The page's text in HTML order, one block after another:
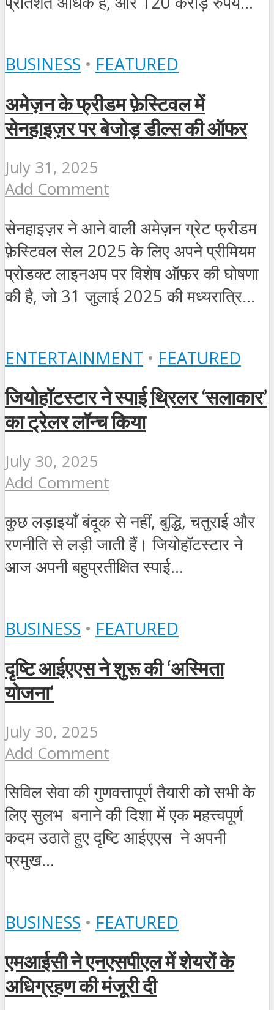
BUSINESS • FEATURED
अमेज़न के फ्रीडम फ़ेस्टिवल में
सेनहाइज़र पर बेजोड़ डील्स की ऑफर
July 31, 2025
Add Comment
सेनहाइज़र ने आने वाली अमेज़न ग्रेट फ्रीडम
फ़ेस्टिवल सेल 2025 के लिए अपने प्रीमियम
प्रोडक्ट लाइनअप पर विशेष ऑफ़र की घोषणा
की है, जो 31 जुलाई 2025 की मध्यरात्रि...
ENTERTAINMENT • FEATURED
जियोहॉटस्टार ने स्पाई थ्रिलर ‘सलाकार’
का ट्रेलर लॉन्च किया
July 30, 2025
Add Comment
कुछ लड़ाइयाँ बंदूक से नहीं, बुद्धि, चतुराई और
रणनीति से लड़ी जाती हैं। जियोहॉटस्टार ने
आज अपनी बहुप्रतीक्षित स्पाई...
BUSINESS • FEATURED
दृष्टि आईएएस ने शुरू की ‘अस्मिता
योजना’
July 30, 2025
Add Comment
सिविल सेवा की गुणवत्तापूर्ण तैयारी को सभी के
लिए सुलभ बनाने की दिशा में एक महत्त्वपूर्ण
कदम उठाते हुए दृष्टि आईएएस ने अपनी
प्रमुख...
BUSINESS • FEATURED
एमआईसी ने एनएसपीएल में शेयरों के
अधिग्रहण की मंजूरी दी